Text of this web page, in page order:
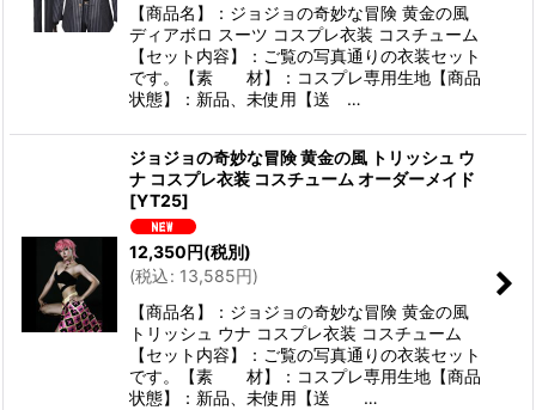
【商品名】：ジョジョの奇妙な冒険 黄金の風
ディアボロ スーツ コスプレ衣装 コスチューム
【セット内容】：ご覧の写真通りの衣装セット
です。【素 材】：コスプレ専用生地【商品
状態】：新品、未使用【送 …
ジョジョの奇妙な冒険 黄金の風 トリッシュ ウ
ナ コスプレ衣装 コスチューム オーダーメイド
[YT25]
12,350 円(税別)
(税込: 13,585円)
【商品名】：ジョジョの奇妙な冒険 黄金の風
トリッシュ ウナ コスプレ衣装 コスチューム
【セット内容】：ご覧の写真通りの衣装セット
です。【素 材】：コスプレ専用生地【商品
状態】：新品、未使用【送 …